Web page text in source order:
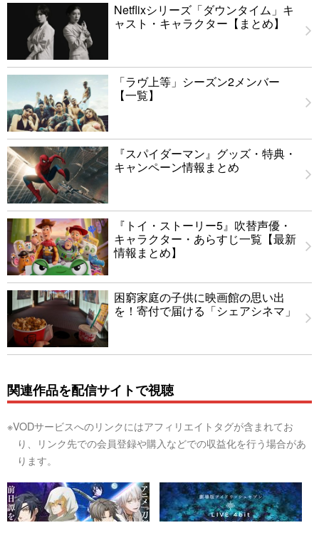
Netflixシリーズ「ダウンタイム」キ
ャスト・キャラクター【まとめ】
「ラヴ上等」シーズン2メンバー
【一覧】
『スパイダーマン』グッズ・特典・
キャンペーン情報まとめ
『トイ・ストーリー5』吹替声優・
キャラクター・あらすじ一覧【最新
情報まとめ】
困窮家庭の子供に映画館の思い出
を！寄付で届ける「シェアシネマ」
関連作品を配信サイトで視聴
※VODサービスへのリンクにはアフィリエイトタグが含まれてお
り、リンク先での会員登録や購入などでの収益化を行う場合があ
ります。